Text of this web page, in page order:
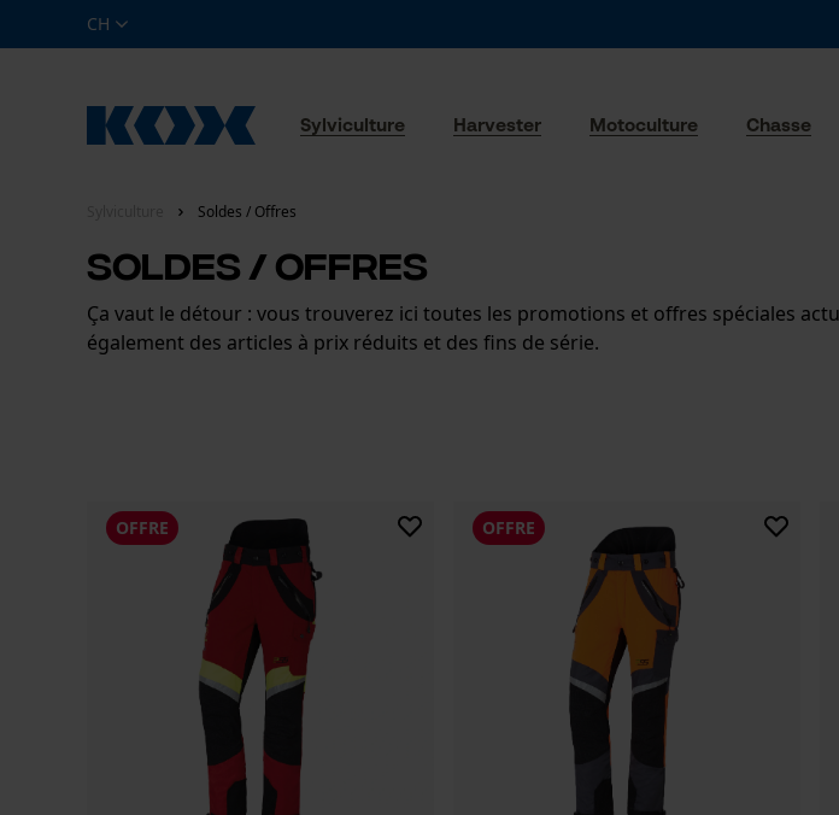
CH
Sylviculture Harvester Motoculture Chasse
Soldes / Offres
Soldes / Offres
Ça vaut le détour : vous trouverez ici toutes les promotions et offres spéciales
également des articles à prix réduits et des fins de série.
OFFRE OFFRE